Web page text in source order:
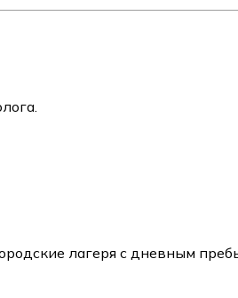
лагеря с дневным